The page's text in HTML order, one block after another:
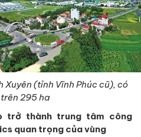
Xuyên (tỉnh Vĩnh Phúc cũ), có
295 ha
trở thành trung tâm công
quan trọng của vùng